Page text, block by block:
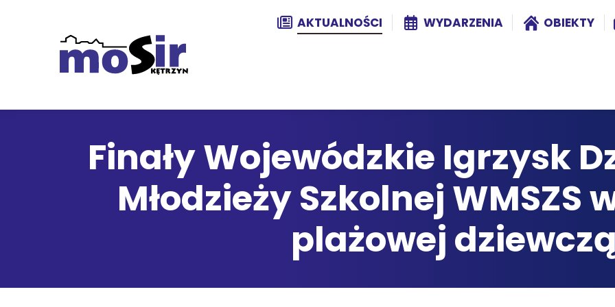
AKTUALNOŚCI WYDARZENIA OBIEKTY
Finały Wojewódzkie Igrzysk
Młodzieży Szkolnej WMSZS
plażowej